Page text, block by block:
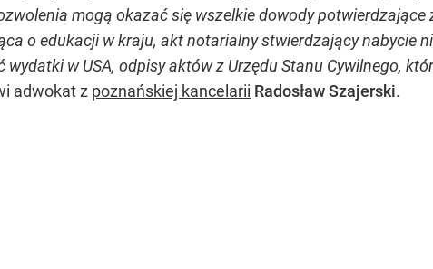
mogą okazać się wszelkie dowody potwierdzające
o edukacji w kraju, akt notarialny stwierdzający nabycie
w USA, odpisy aktów z Urzędu Stanu Cywilnego,
adwokat z poznańskiej kancelarii Radosław Szajerski.